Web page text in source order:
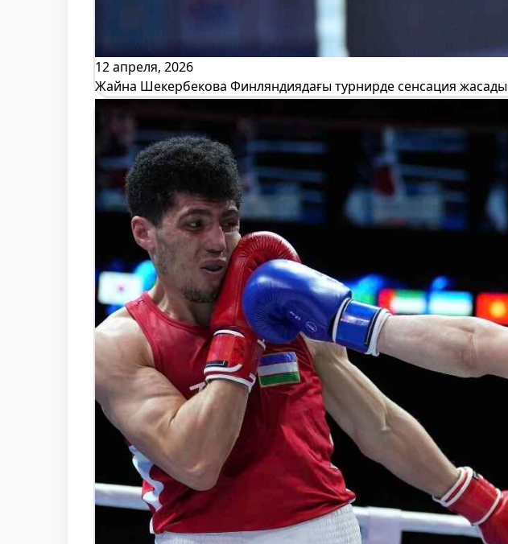
12 апреля, 2026
Жайна Шекербекова Финляндиядағы турнирде сенсация жасады